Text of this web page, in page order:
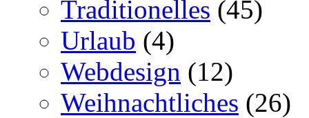
Traditionelles (45)
Urlaub (4)
Webdesign (12)
Weihnachtliches (26)